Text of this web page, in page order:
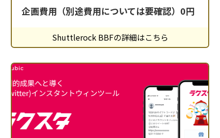
ャンペーンは、即時性と拡散力を兼ね備え、多く
の企業が採用しています。 今回は、その中でも注
目のツール「Shuttlerock BBF」についてご紹介
します。 Shuttle
企画費用（別途費用については要確認）0円
Shuttlerock BBFの詳細はこちら